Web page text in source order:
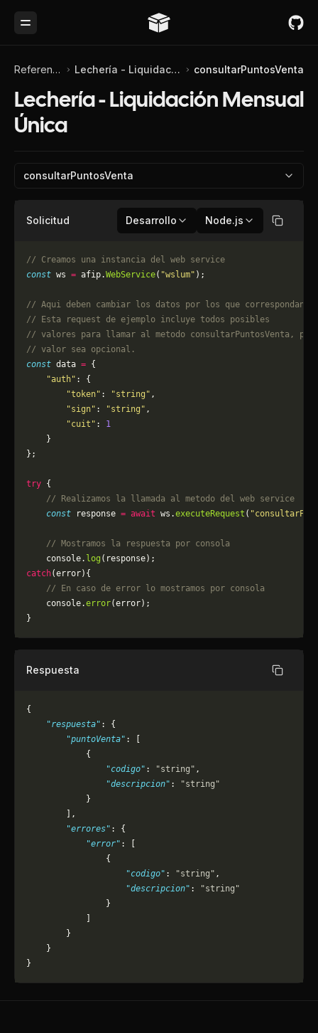
Toggle Menu
Referencia de API Lechería - Liquidación Mensual Única consultarPuntosVenta
Lechería - Liquidación Mensual
Única
consultarPuntosVenta
Solicitud Desarrollo Node.js Copiar
// Creamos una instancia del web service
const ws = afip.WebService( "wslum" );
// Aqui deben cambiar los datos por los que correspondan.
// Esta request de ejemplo incluye todos posibles
// valores para llamar al metodo consultarPuntosVenta,
// valor sea opcional.
const data = {
    "auth"
: {
        "token"
: "string" ,
        "sign"
: "string" ,
        "cuit"
: 1
    }
};
try {
    // Realizamos la llamada al metodo del web service
    const
response = await ws.executeRequest (
    // Mostramos la respuesta por consola
    console.
log (response);
catch(error){
    // En caso de error lo mostramos por consola
	console.
error(error);
}
Respuesta Copiar
{
    "respuesta"
: {
        "puntoVenta"
: [
            {
                "codigo"
: "string" ,
                "descripcion"
:
"string"
            }
        ],
        "errores"
: {
            "error"
: [
                {
                    "codigo"
: "string" ,
                    "descripcion"
:
"string"
                }
        }
    }
}